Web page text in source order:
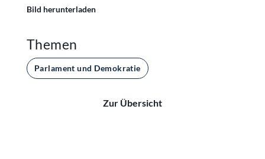
Bild herunterladen
Themen
Parlament und Demokratie
Zur Übersicht